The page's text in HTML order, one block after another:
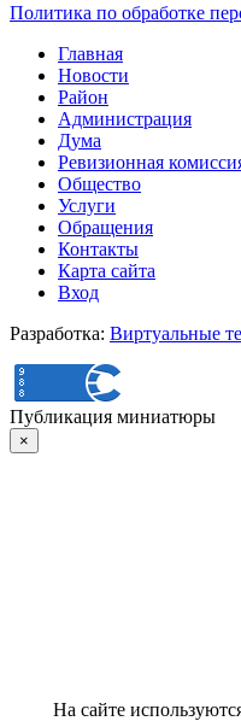
Политика по обработке
Главная
Новости
Район
Администрация
Дума
Ревизионная
Общество
Услуги
Обращения
Контакты
Карта сайта
Вход
Разработка: Виртуальные
Публикация миниатюры
×
На сайте